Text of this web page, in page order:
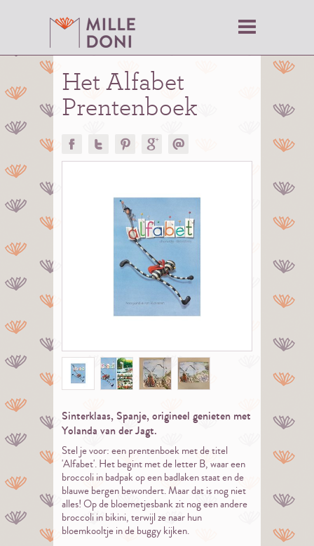
Het Alfabet
Prentenboek
Sinterklaas, Spanje, origineel genieten met
Yolanda van der Jagt.
Stel je voor: een prentenboek met de titel
'Alfabet'. Het begint met de letter B, waar een
broccoli in badpak op een badlaken staat en de
blauwe bergen bewondert. Maar dat is nog niet
alles! Op de bloemetjesbank zit nog een andere
broccoli in bikini, terwijl ze naar hun
bloemkooltje in de buggy kijken.